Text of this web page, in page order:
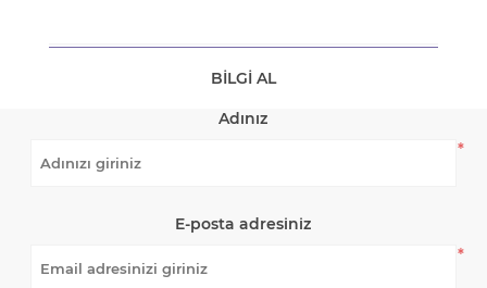
BILGI AL
Adınız
*
E-posta adresiniz
*